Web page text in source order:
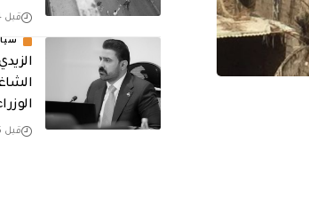
قبل 4 ساعات
قبل 5 ساعات